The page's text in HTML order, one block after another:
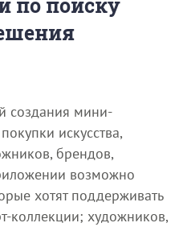
по поиску
создания мини-
искусства,
брендов,
возможно
хотят поддерживать
коллекции; художников,